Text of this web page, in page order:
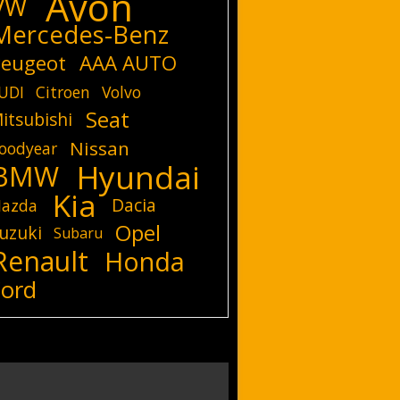
Benz
AAA AUTO
Citroen Volvo
Seat
Nissan
Hyundai
Kia
Dacia
Subaru Opel
Honda